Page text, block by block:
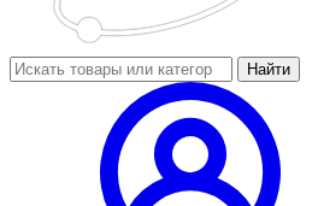
Найти